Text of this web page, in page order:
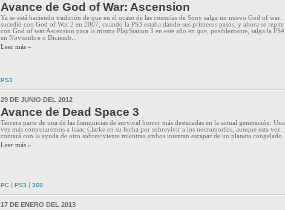
Avance de God of War: Ascension
Ya se está haciendo tradición de que en el ocaso de las consolas de Sony salga un nuevo God of war:
sucedió con God of War 2 en 2007, cuando la PS3 estaba dando sus primeros pasos, y ahora se repite
con God of war Ascension para la misma PlayStation 3 en este año en que, posiblemente, salga la PS4
en Noviembre o Diciemb...
Leer más »
PS3
29 DE JUNIO DEL 2012
Avance de Dead Space 3
Tercera parte de una de las franquicias de survival horror más destacadas en la actual generación. Una
vez más controlaremos a Isaac Clarke en su lucha por sobrevivir a los necromorfos, aunque esta vez
contará con la ayuda de otro sobreviviente mientras ambos intentan escapar de un planeta congelado.
Leer más »
PC | PS3 | 360
17 DE ENERO DEL 2013